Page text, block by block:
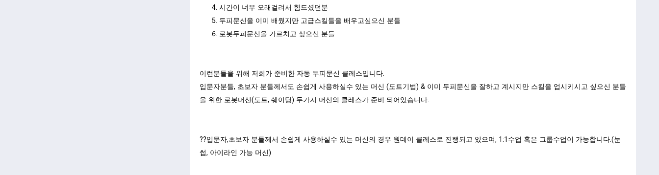
시간이 너무 오래걸려서 힘드셨던분
두피문신을 이미 배웠지만 고급스킬들을 배우고싶으신 분들
로봇두피문신을 가르치고 싶으신 분들
이런분들을 위해 저희가 준비한 자동 두피문신 클레스입니다.
입문자분들, 초보자 분들께서도 손쉽게 사용하실수 있는 머신 (도트기법) & 이미 두피문신을 잘하고 계시지만 스킬을 업시키시고 싶으신 분들
을 위한 로봇머신(도트, 쉐이딩) 두가지 머신의 클레스가 준비 되어있습니다.
??입문자,초보자 분들께서 손쉽게 사용하실수 있는 머신의 경우 원데이 클레스로 진행되고 있으며, 1:1수업 혹은 그룹수업이 가능합니다.(눈
썹, 아이라인 가능 머신)